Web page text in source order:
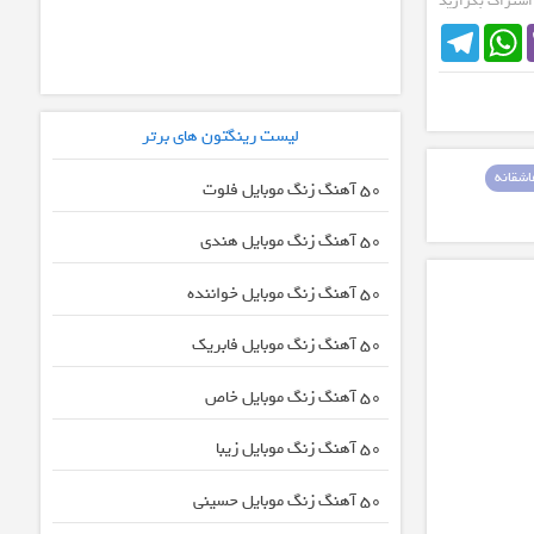
TelegramWhatsApp
لیست رینگتون های برتر
50 آهنگ زنگ موبایل فلوت
50 آهنگ زنگ موبایل هندی
50 آهنگ زنگ موبایل خواننده
50 آهنگ زنگ موبایل فابریک
50 آهنگ زنگ موبایل خاص
50 آهنگ زنگ موبایل زیبا
50 آهنگ زنگ موبایل حسینی